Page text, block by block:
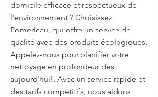
domicile efficace et respectueux de
l'environnement ? Choisissez
Pomerleau, qui offre un service de
qualité avec des produits écologiques.
Appelez-nous pour planifier votre
nettoyage en profondeur dès
aujourd'hui!. Avec un service rapide et
des tarifs compétitifs, nous aidons